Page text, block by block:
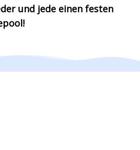
und jede einen festen